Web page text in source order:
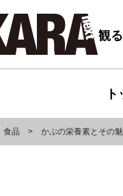
観
食品 > かぶの栄養素とその